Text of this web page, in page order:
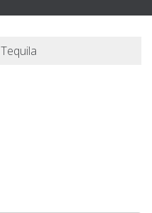
Tequila